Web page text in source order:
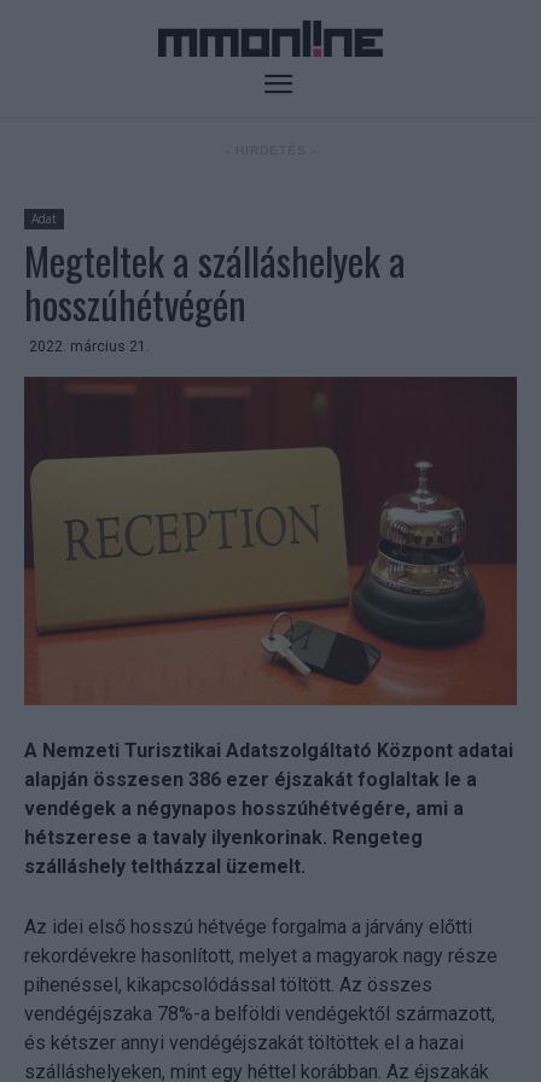
Adat
Megteltek a szálláshelyek a
hosszúhétvégén
2022. március 21.
A Nemzeti Turisztikai Adatszolgáltató Központ adatai
alapján összesen 386 ezer éjszakát foglaltak le a
vendégek a négynapos hosszúhétvégére, ami a
hétszerese a tavaly ilyenkorinak. Rengeteg
szálláshely teltházzal üzemelt.
Az idei első hosszú hétvége forgalma a járvány előtti
rekordévekre hasonlított, melyet a magyarok nagy része
pihenéssel, kikapcsolódással töltött. Az összes
vendégéjszaka 78%-a belföldi vendégektől származott,
és kétszer annyi vendégéjszakát töltöttek el a hazai
szálláshelyeken, mint egy héttel korábban. Az éjszakák